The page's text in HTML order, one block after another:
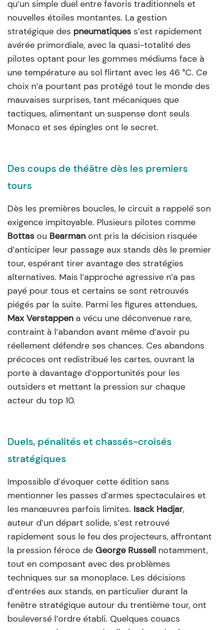
qu’un simple duel entre favoris traditionnels et
nouvelles étoiles montantes. La gestion
stratégique des pneumatiques s’est rapidement
avérée primordiale, avec la quasi-totalité des
pilotes optant pour les gommes médiums face à
une température au sol flirtant avec les 46 °C. Ce
choix n’a pourtant pas protégé tout le monde des
mauvaises surprises, tant mécaniques que
tactiques, alimentant un suspense dont seuls
Monaco et ses épingles ont le secret.
Des coups de théâtre dès les premiers
tours
Dès les premières boucles, le circuit a rappelé son
exigence impitoyable. Plusieurs pilotes comme
Bottas ou Bearman ont pris la décision risquée
d’anticiper leur passage aux stands dès le premier
tour, espérant tirer avantage des stratégies
alternatives. Mais l’approche agressive n’a pas
payé pour tous et certains se sont retrouvés
piégés par la suite. Parmi les figures attendues,
Max Verstappen a vécu une déconvenue rare,
contraint à l’abandon avant même d’avoir pu
réellement défendre ses chances. Ces abandons
précoces ont redistribué les cartes, ouvrant la
porte à davantage d’opportunités pour les
outsiders et mettant la pression sur chaque
acteur du top 10.
Duels, pénalités et chassés-croisés
stratégiques
Impossible d’évoquer cette édition sans
mentionner les passes d’armes spectaculaires et
les manœuvres parfois limites. Isack Hadjar,
auteur d’un départ solide, s’est retrouvé
rapidement sous le feu des projecteurs, affrontant
la pression féroce de George Russell notamment,
tout en composant avec des problèmes
techniques sur sa monoplace. Les décisions
d’entrées aux stands, en particulier durant la
fenêtre stratégique autour du trentième tour, ont
bouleversé l’ordre établi. Quelques couacs